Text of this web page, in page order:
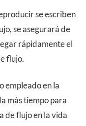
se escriben
se asegurará de
rápidamente el
flujo.
empleado en la
más tiempo para
de flujo en la vida